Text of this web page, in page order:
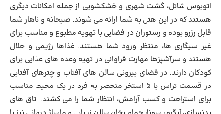
اتوبوس شاتل، گشت شهری و خشکشویی از جمله امکانات دیگری
هستند که در این هتل به شما ارائه می شوند. صبحانه و ناهار شما
قابل رزرو بوده و رستوران در فضایی با تهویه مطبوع و مناسب برای
غیر سیگاری ها، منتظر ورود شما هستند. غذاها رژیمی و حلال
هستند و سرآشپزها مهارت فراوانی در تهیه وعده های غذایی برای
کودکان دارند. در فضای بیرونی سالن‌ های آفتاب و چترهای آفتابی
در قسمت تراس با ۵ استخر منحصر به فرد در یک محیط مناسب
برای استراحت و کسب آرامش، انتظار شما را می کشند. اتاق های